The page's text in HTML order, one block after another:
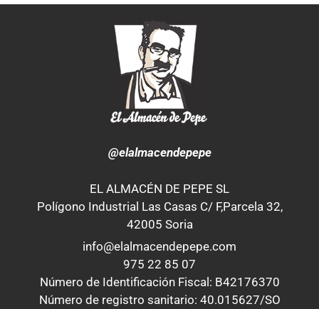
@elalmacendepepe
EL ALMACÉN DE PEPE SL
Polígono Industrial Las Casas C/ F,Parcela 32,
42005 Soria
info@elalmacendepepe.com
975 22 85 07
Número de Identificación Fiscal: B42176370
Número de registro sanitario: 40.015627/SO